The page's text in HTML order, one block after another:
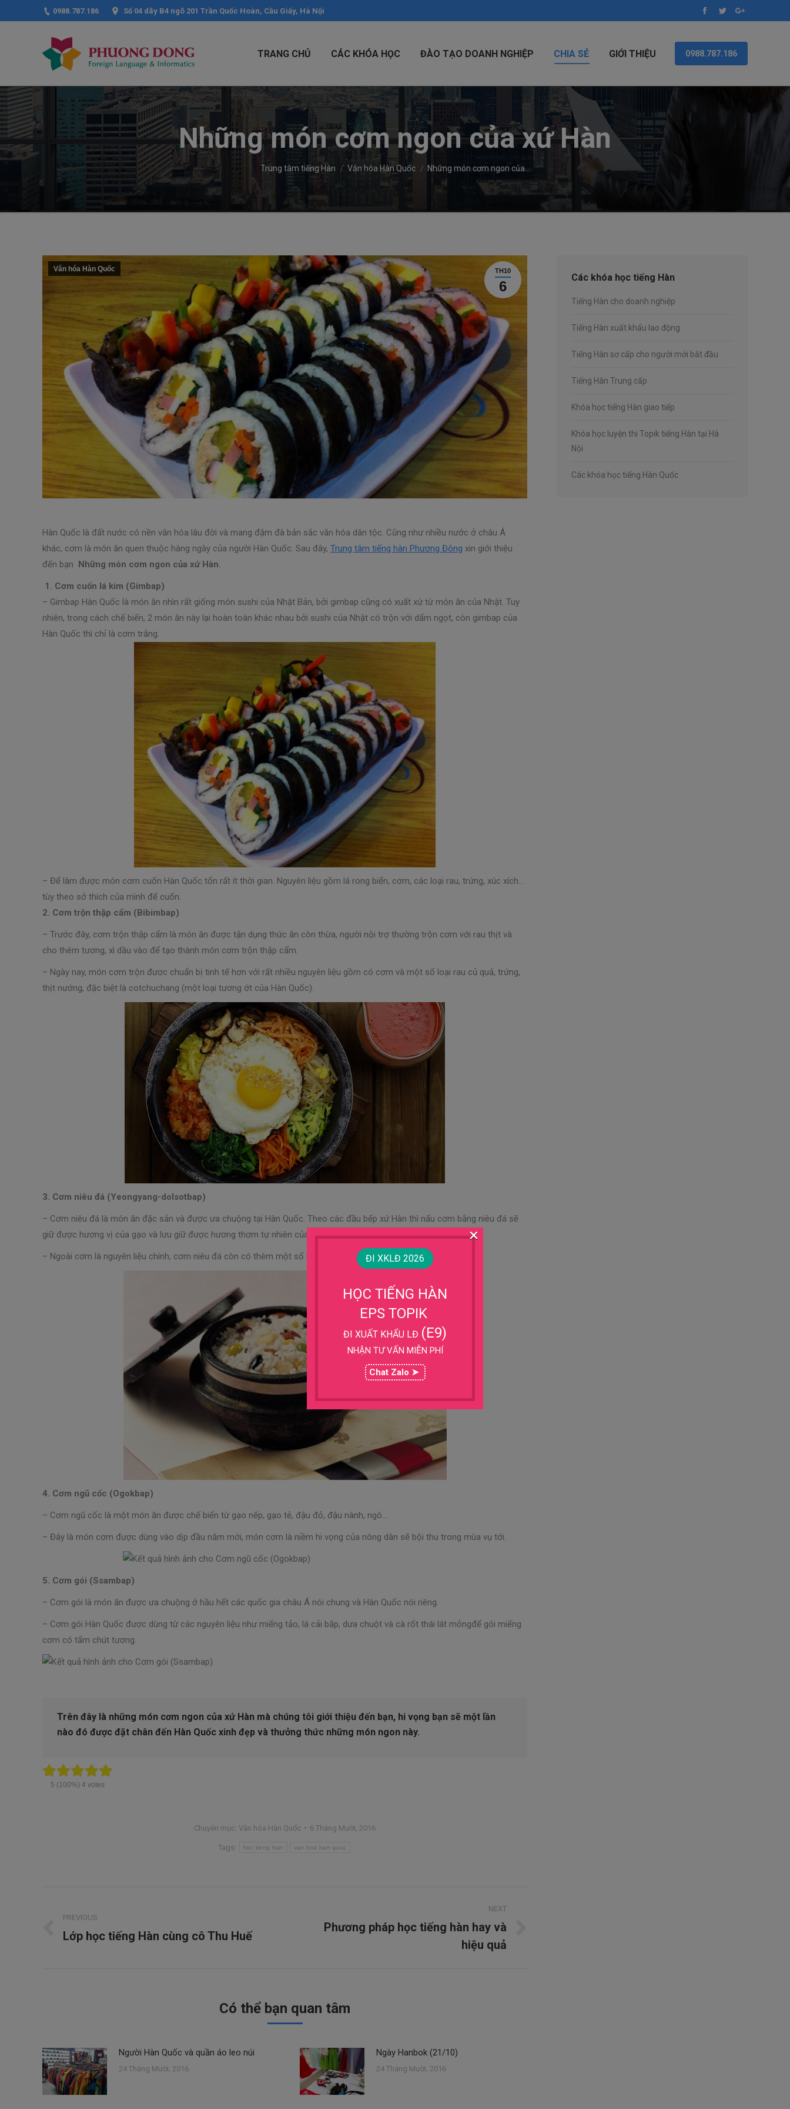
0988.787.186 Số 04 dãy B4 ngõ 201 Trần Quốc Hoàn, Cầu Giấy, Hà Nội Facebook
TwitterGoogle+
TRANG CHỦ CÁC KHÓA HỌC ĐÀO TẠO DOANH NGHIỆP CHIA SẺ GIỚI THIỆU 0988.787.186
Những món cơm ngon của xứ Hàn
You are here: Trung tâm tiếng Hàn Văn hóa Hàn Quốc Những món cơm ngon của…
TH10
6
Văn hóa Hàn Quốc
Hàn Quốc là đất nước có nền văn hóa lâu đời và mang đậm đà bản sắc văn hóa dân tộc. Cũng như nhiều nước ở châu Á
khác, cơm là món ăn quen thuộc hàng ngày của người Hàn Quốc. Sau đây, Trung tâm tiếng hàn Phương Đông xin giới thiệu
đến bạn Những món cơm ngon của xứ Hàn.
1. Cơm cuốn lá kim (Gimbap)
– Gimbap Hàn Quốc là món ăn nhìn rất giống món sushi của Nhật Bản, bởi gimbap cũng có xuất xứ từ món ăn của Nhật. Tuy
nhiên, trong cách chế biến, 2 món ăn này lại hoàn toàn khác nhau bởi sushi của Nhật có trộn với dấm ngọt, còn gimbap của
Hàn Quốc thì chỉ là cơm trắng.
– Để làm được món cơm cuốn Hàn Quốc tốn rất ít thời gian. Nguyên liệu gồm lá rong biển, cơm, các loại rau, trứng, xúc xích…
tùy theo sở thích của mình để cuốn.
2. Cơm trộn thập cẩm (Bibimbap)
– Trước đây, cơm trộn thập cẩm là món ăn được tận dụng thức ăn còn thừa, người nội trợ thường trộn cơm với rau thịt và
cho thêm tương, xì dầu vào để tạo thành món cơm trộn thập cẩm.
– Ngày nay, món cơm trộn được chuẩn bị tinh tế hơn với rất nhiều nguyên liệu gồm có cơm và một số loại rau củ quả, trứng,
thịt nướng, đặc biệt là cotchuchang (một loại tương ớt của Hàn Quốc).
3. Cơm niêu đá (Yeongyang-dolsotbap)
– Cơm niêu đá là món ăn đặc sản và được ưa chuộng tại Hàn Quốc. Theo các đầu bếp xứ Hàn thì nấu cơm bằng niêu đá sẽ
giữ được hương vị của gạo và lưu giữ được hương thơm tự nhiên của gạo.
– Ngoài cơm là nguyên liệu chính, cơm niêu đá còn có thêm một số loại hạt khô.
4. Cơm ngũ cốc (Ogokbap)
– Cơm ngũ cốc là một món ăn được chế biến từ gạo nếp, gạo tẻ, đậu đỏ, đậu nành, ngô…
– Đây là món cơm được dùng vào dịp đầu năm mới, món cơm là niềm hi vọng của nông dân sẽ bội thu trong mùa vụ tới.
5. Cơm gói (Ssambap)
– Cơm gói là món ăn được ưa chuộng ở hầu hết các quốc gia châu Á nói chung và Hàn Quốc nói riêng.
– Cơm gói Hàn Quốc được dùng từ các nguyên liệu như miếng tảo, lá cải bắp, dưa chuột và cà rốt thái lát mỏngđể gói miếng
cơm có tẩm chút tương.
Trên đây là những món cơm ngon của xứ Hàn mà chúng tôi giới thiệu đến bạn, hi vọng bạn sẽ một lần
nào đó được đặt chân đến Hàn Quốc xinh đẹp và thưởng thức những món ngon này.
5 (100%) 4 votes
Chuyên mục: Văn hóa Hàn Quốc 6 Tháng Mười, 2016
Tags: hoc tieng han van hoa han quoc
navigation
PREVIOUS
Previous
Lớp học tiếng Hàn cùng cô Thu Huế
NEXT
Phương pháp học tiếng hàn hay và
hiệu quả
Có thể bạn quan tâm
Người Hàn Quốc và quần áo leo núi
24 Tháng Mười, 2016
Ngày Hanbok (21/10)
24 Tháng Mười, 2016
Các khóa học tiếng Hàn
Tiếng Hàn cho doanh nghiệp
Tiếng Hàn xuất khẩu lao động
Tiếng Hàn sơ cấp cho người mới bắt đầu
Tiếng Hàn Trung cấp
Khóa học tiếng Hàn giao tiếp
Khóa học luyện thi Topik tiếng Hàn tại Hà
Nội
Các khóa học tiếng Hàn Quốc
ĐI XKLĐ 2026
HỌC TIẾNG HÀN
EPS TOPIK
ĐI XUẤT KHẨU LĐ (E9)
NHẬN TƯ VẤN MIỄN PHÍ
Chat Zalo ➤
×